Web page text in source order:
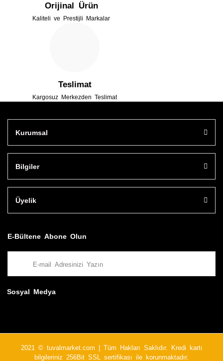
Orijinal Ürün
Kaliteli ve Prestijli Markalar
Teslimat
Kargosuz Merkezden Teslimat
Kurumsal
Bilgiler
Üyelik
E-Bültene Abone Olun
Sosyal Medya
2021 © tuvalmarket.com | Tüm Hakları Saklıdır. Kredi kartı
bilgileriniz 256Bit SSL sertifikası ile korunmaktadır.